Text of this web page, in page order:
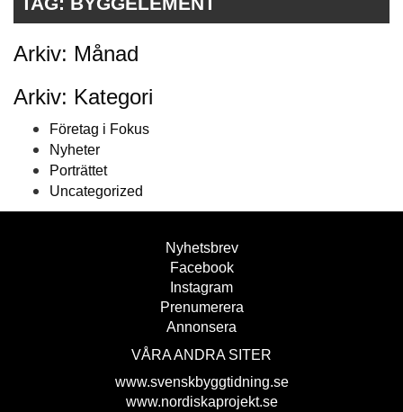
Arkiv: Månad
Arkiv: Kategori
Företag i Fokus
Nyheter
Porträttet
Uncategorized
Nyhetsbrev
Facebook
Instagram
Prenumerera
Annonsera
VÅRA ANDRA SITER
www.svenskbyggtidning.se
www.nordiskaprojekt.se